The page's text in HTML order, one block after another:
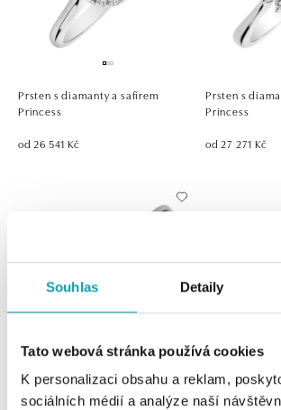
Souhlas Detaily
Tato webová stránka používá cookies
K personalizaci obsahu a reklam,
sociálních médií a analýze naší
Prsten s diamanty a safírem
Princess
od 26 541 Kč
Prsten s
Princess
od 27 271 Kč
Prsten se safírem a diamanty
Princess
Prsten s
Princess